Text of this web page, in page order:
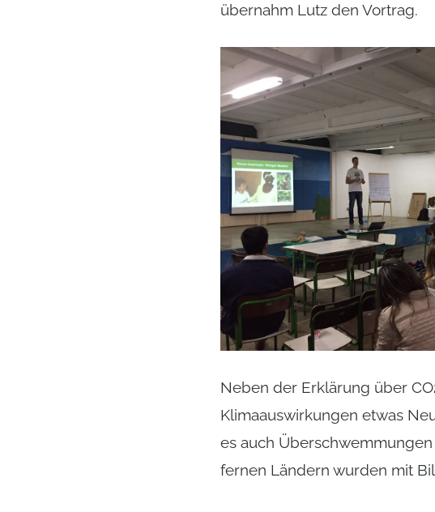
übernahm Lutz den Vortrag.
Neben der Erklärung über
Klimaauswirkungen etwas
es auch
fernen Ländern wurden mit